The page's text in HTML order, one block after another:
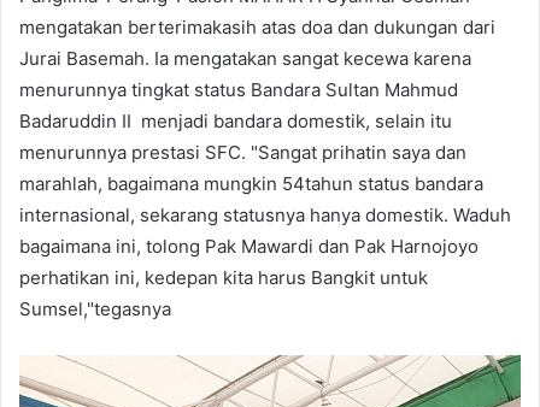
mengatakan berterimakasih atas doa dan dukungan dari
Jurai Basemah. Ia mengatakan sangat kecewa karena
menurunnya tingkat status Bandara Sultan Mahmud
Badaruddin II menjadi bandara domestik, selain itu
menurunnya prestasi SFC. "Sangat prihatin saya dan
marahlah, bagaimana mungkin 54tahun status bandara
internasional, sekarang statusnya hanya domestik. Waduh
bagaimana ini, tolong Pak Mawardi dan Pak Harnojoyo
perhatikan ini, kedepan kita harus Bangkit untuk
Sumsel,"tegasnya